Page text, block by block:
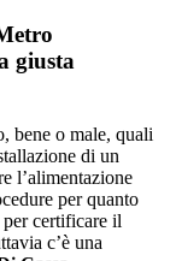
giusta
bene o male, quali
di un
l’alimentazione
per quanto
certificare il
c’è una